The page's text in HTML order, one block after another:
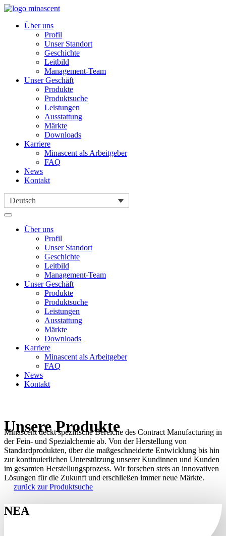
Über uns
Profil
Unser Standort
Geschichte
Leitbild
Management-Team
Unser Geschäft
Produkte
Produktsuche
Leistungen
Ausstattung
Märkte
Downloads
Karriere
Minascent als Arbeitgeber
FAQ
News
Kontakt
Deutsch
Über uns
Profil
Unser Standort
Geschichte
Leitbild
Management-Team
Unser Geschäft
Produkte
Produktsuche
Leistungen
Ausstattung
Märkte
Downloads
Karriere
Minascent als Arbeitgeber
FAQ
News
Kontakt
Unsere Produkte
Minascent deckt spezifische Bereiche des Contract Manufacturing in
der Fein- und Spezialchemie ab. Von der Herstellung von
Standardprodukten, über die maßgeschneiderte Entwicklung bis hin
zur kontinuierlichen Unterstützung unserer Kundinnen und Kunden
im gesamten Herstellungsprozess. Wir forschen stets an innovativen
Lösungen für die Zukunft und erschließen immer neue Märkte.
zurück zur Produktsuche
NEA